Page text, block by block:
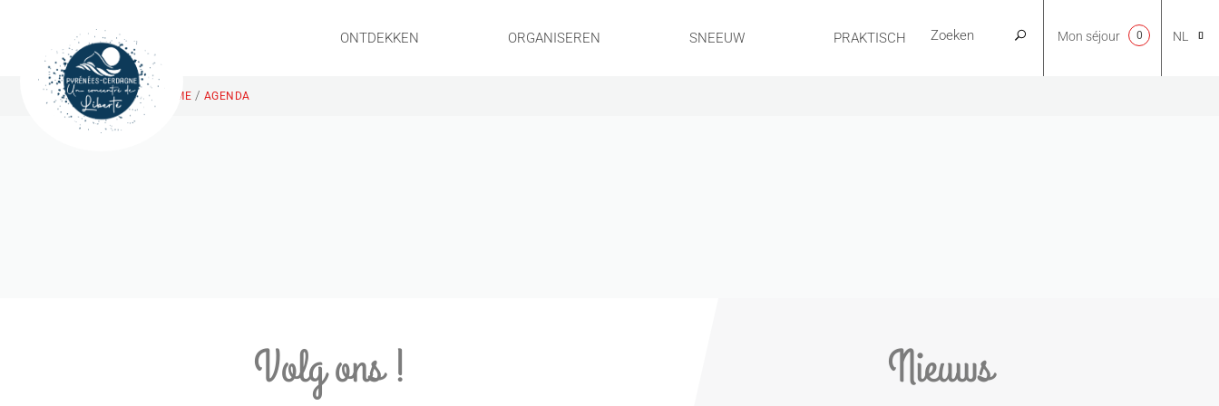
ONTDEKKEN ORGANISEREN SNEEUW PRAKTISCH NL
Mon séjour 0
HOME / AGENDA
Volg ons ! Nieuws